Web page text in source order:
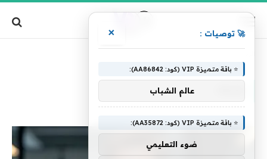
🚀 توصيات : ×
⭐ باقة متميزة VIP (كود: AA86842):
عالم الشباب
⭐ باقة متميزة VIP (كود: AA35872):
ضوء التعليمي